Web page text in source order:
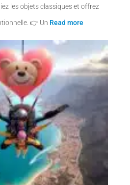
les objets classiques et offrez
👉 Un Read more